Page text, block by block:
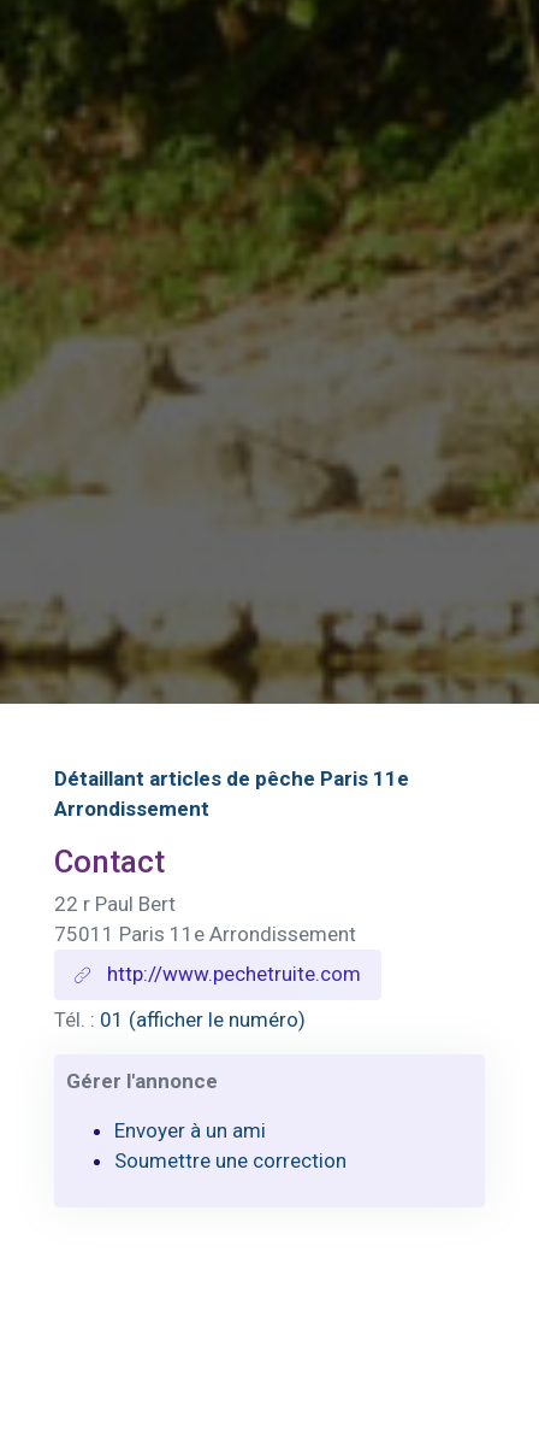
Détaillant articles de pêche Paris 11e
Arrondissement
Contact
22 r Paul Bert
75011 Paris 11e Arrondissement
http://www.pechetruite.com
Tél. : 01 (afficher le numéro)
Gérer l'annonce
Envoyer à un ami
Soumettre une correction